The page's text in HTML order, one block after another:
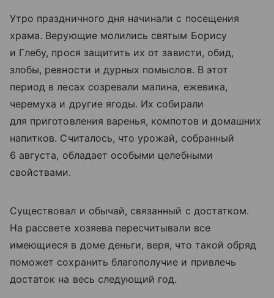
Утро праздничного дня начинали с посещения
храма. Верующие молились святым Борису
и Глебу, прося защитить их от зависти, обид,
злобы, ревности и дурных помыслов. В этот
период в лесах созревали малина, ежевика,
черемуха и другие ягоды. Их собирали
для приготовления варенья, компотов и домашних
напитков. Считалось, что урожай, собранный
6 августа, обладает особыми целебными
свойствами.
Существовал и обычай, связанный с достатком.
На рассвете хозяева пересчитывали все
имеющиеся в доме деньги, веря, что такой обряд
поможет сохранить благополучие и привлечь
достаток на весь следующий год.